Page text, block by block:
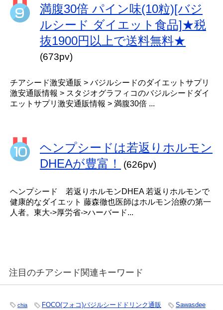
満腹30倍 パイン味(10粒)[バジ
ルシード ダイエット食品]★税
抜1900円以上で送料無料★
(673pv)
チアシード激安通販 > バジルシードのダイエットサプリ
激安通販情報 > スタジオグラフィコのバジルシードダイ
エットサプリ激安通販情報 > 満腹30倍 ...
ヘンプシードは若返りホルモン
DHEAが豊富！
(626pv)
ヘンプシード 若返りホルモンDHEA 若返りホルモンで
健康的なダイエット 藤森徹也医師はホルモン治療の第一
人者。東大->厚労省->ハーバード...
注目のチアシード関連キーワード
chia FOCO(フォコ)バジルシードドリンク通販
Sawasdee